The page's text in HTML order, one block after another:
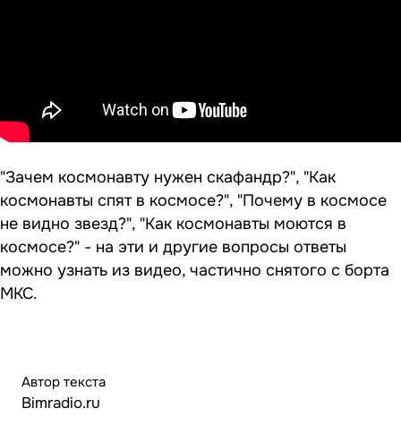
"Зачем космонавту нужен скафандр?", "Как
космонавты спят в космосе?", "Почему в космосе
не видно звезд?", "Как космонавты моются в
космосе?" - на эти и другие вопросы ответы
можно узнать из видео, частично снятого с борта
МКС.
Автор текста
Bimradio.ru